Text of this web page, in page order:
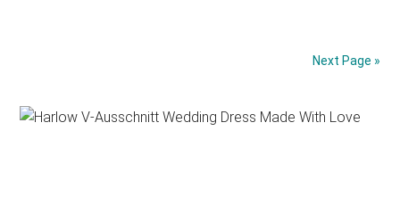
Pronovias
Next Page »
Primary